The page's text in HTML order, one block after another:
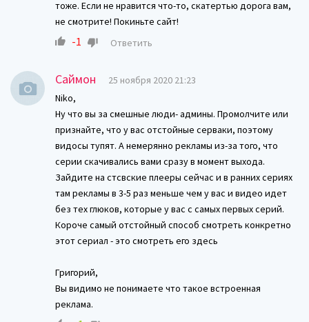
тоже. Если не нравится что-то, скатертью дорога вам,
не смотрите! Покиньте сайт!
-1 Ответить
Саймон
25 ноября 2020 21:23
Niko,
Ну что вы за смешные люди- админы. Промолчите или
признайте, что у вас отстойные серваки, поэтому
видосы тупят. А немерянно рекламы из-за того, что
серии скачивались вами сразу в момент выхода.
Зайдите на стсвские плееры сейчас и в ранних сериях
там рекламы в 3-5 раз меньше чем у вас и видео идет
без тех глюков, которые у вас с самых первых серий.
Короче самый отстойный способ смотреть конкретно
этот сериал - это смотреть его здесь
Григорий,
Вы видимо не понимаете что такое встроенная
реклама.